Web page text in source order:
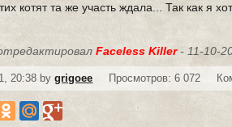
котят та же участь ждала... Так как я
Faceless Killer- 11-10-
20:38 bygrigoee Просмотров: 6 072